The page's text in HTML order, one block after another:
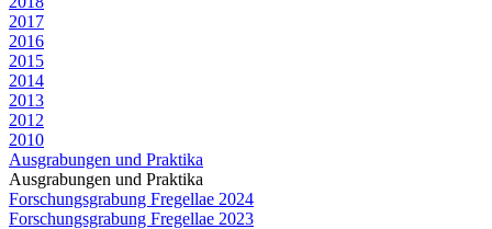
2017
2016
2015
2014
2013
2012
2010
Ausgrabungen und Praktika
Ausgrabungen und Praktika
Forschungsgrabung Fregellae 2024
Forschungsgrabung Fregellae 2023